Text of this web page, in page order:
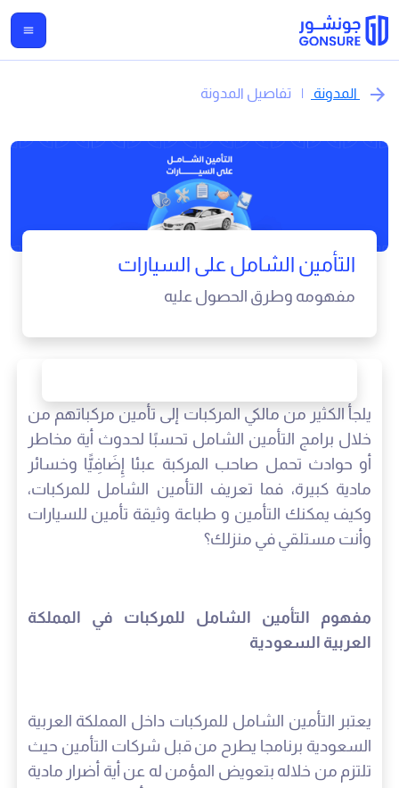
المدونة | تفاصيل المدونة
التأمين الشامل على السيارات
مفهومه وطرق الحصول عليه
يلجأ الكثير من مالكي المركبات إلى تأمين مركباتهم من
خلال برامج التأمين الشامل تحسبًا لحدوث أية مخاطر
أو حوادث تحمل صاحب المركبة عبئا إِضَافِيًّا وخسائر
مادية كبيرة، فما تعريف التأمين الشامل للمركبات،
وكيف يمكنك التأمين و طباعة وثيقة تأمين للسيارات
وأنت مستلقي في منزلك؟
مفهوم التأمين الشامل للمركبات في المملكة
العربية السعودية
يعتبر التأمين الشامل للمركبات داخل المملكة العربية
السعودية برنامجا يطرح من قبل شركات التأمين حيث
تلتزم من خلاله بتعويض المؤمن له عن أية أضرار مادية